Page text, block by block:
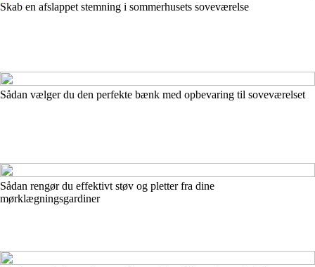
Skab en afslappet stemning i sommerhusets soveværelse
Sådan vælger du den perfekte bænk med opbevaring til soveværelset
Sådan rengør du effektivt støv og pletter fra dine
mørklægningsgardiner